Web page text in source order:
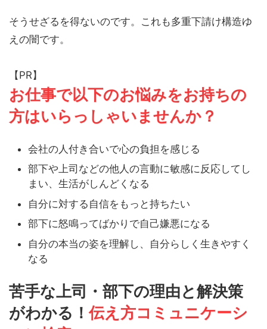
そうせざるを得ないのです。これも多重下請け構造ゆ
えの闇です。
【PR】
お仕事で以下のお悩みをお持ちの
方はいらっしゃいませんか？
会社の人付き合いで心の負担を感じる
部下や上司などの他人の言動に敏感に反応してし
まい、生活がしんどくなる
自分に対する自信をもっと持ちたい
部下に怒鳴ってばかりで自己嫌悪になる
自分の本当の姿を理解し、自分らしく生きやすく
なる
苦手な上司・部下の理由と解決策
がわかる！伝え方コミュニケーシ